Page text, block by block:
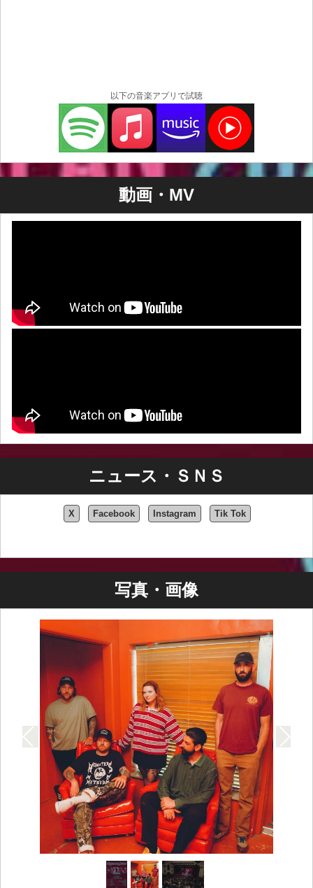
以下の音楽アプリで試聴
動画・MV
ニュース・ＳＮＳ
X Facebook Instagram Tik Tok
写真・画像